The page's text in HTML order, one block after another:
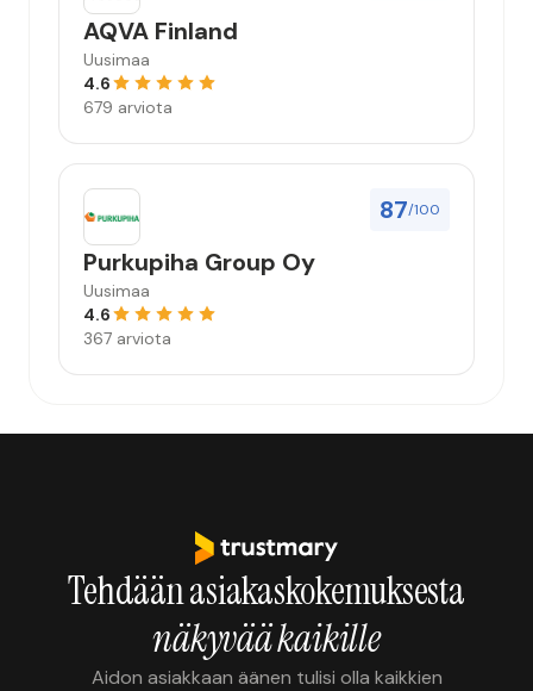
AQVA Finland
Uusimaa
4.6
679 arviota
87/100
Purkupiha Group Oy
Uusimaa
4.6
367 arviota
Tehdään asiakaskokemuksesta
näkyvää kaikille
Aidon asiakkaan äänen tulisi olla kaikkien